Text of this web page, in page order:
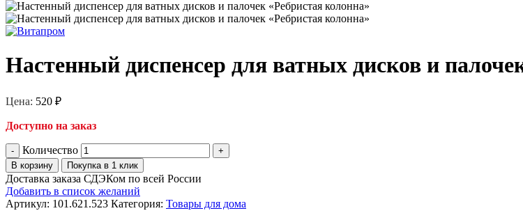
Настенный диспенсер для ватных дисков и
Цена: 520 ₽
Доступно на заказ
Количество
В корзину Покупка в 1 клик
Доставка заказа СДЭКом по всей России
Добавить в список желаний
Артикул: 101.621.523 Категория: Товары для дома